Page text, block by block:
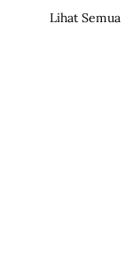
Lihat Semua